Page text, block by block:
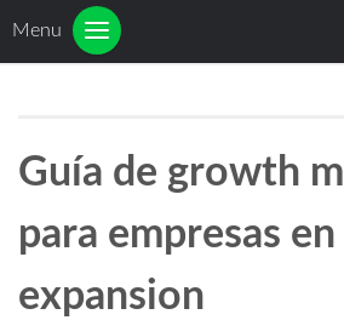
Menu
Guía de growth
para empresas en
expansion